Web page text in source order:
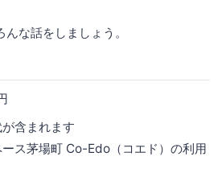
な話をしましょう。
含まれます
ス茅場町 Co-Edo（コエド）の利用